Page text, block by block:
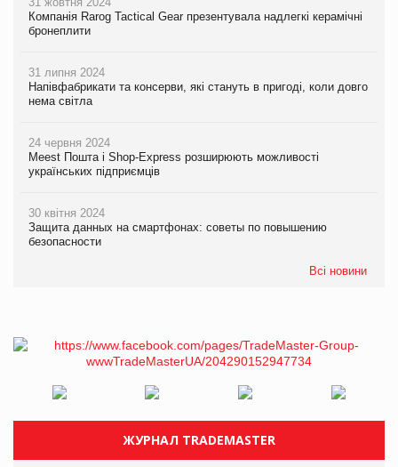
Компанія Rarog Tactical Gear презентувала надлегкі керамічні
бронеплити
31 липня 2024
Напівфабрикати та консерви, які стануть в пригоді, коли довго
нема світла
24 червня 2024
Meest Пошта і Shop-Express розширюють можливості
українських підприємців
30 квітня 2024
Защита данных на смартфонах: советы по повышению
безопасности
Всі новини
ЖУРНАЛ TRADEMASTER